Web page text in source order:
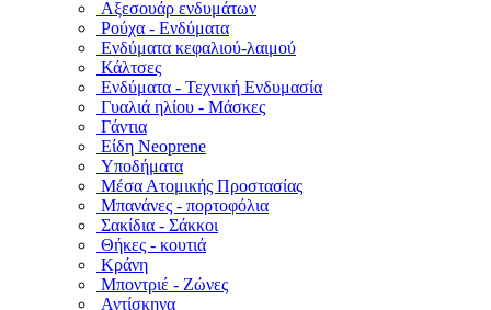
Αξεσουάρ ενδυμάτων
Ρούχα - Ενδύματα
Ενδύματα κεφαλιού-λαιμού
Κάλτσες
Ενδύματα - Τεχνική Ενδυμασία
Γυαλιά ηλίου - Μάσκες
Γάντια
Είδη Neoprene
Υποδήματα
Μέσα Ατομικής Προστασίας
Μπανάνες - πορτοφόλια
Σακίδια - Σάκκοι
Θήκες - κουτιά
Κράνη
Μποντριέ - Ζώνες
Αντίσκηνα